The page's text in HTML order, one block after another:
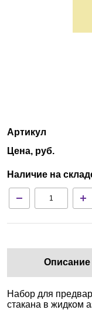
Производители
Доставка и оплата
Контакты
Артикул
Цена, руб.
Наличие на
Описание
Набор для
стакана в жидком